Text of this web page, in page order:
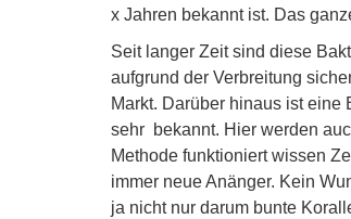
x Jahren bekannt ist. Das
Seit langer Zeit sind diese
aufgrund der Verbreitung
Markt. Darüber hinaus ist
sehr bekannt. Hier werden
Methode funktioniert wissen
immer neue Anänger. Kein
ja nicht nur darum bunte